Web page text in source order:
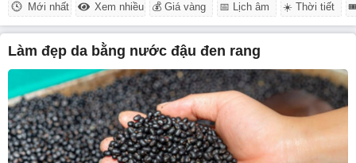
Mới nhất Xem nhiều 💰 Giá vàng 📅 Lịch âm ☀️ Thời tiết
làm đẹp da bằng nước đậu đen rang